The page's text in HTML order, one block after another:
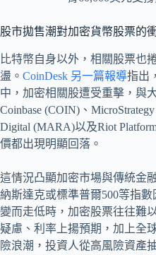
股市拋售潮對加密貨幣股票的
比特幣自身以外，相關股票也
盪。 CoinDesk 另一篇報導指出
中，加密相關股遭受重擊，與
Coinbase (COIN)、
Digital (MARA)以及Riot
價都出現明顯回落。
這情況凸顯加密市場與傳統金
納斯達克或標準普爾500等指
變而走低時，加密股票往往難
疑慮、利率上揚預期，加上全
險浪潮，投資人從高風險資產